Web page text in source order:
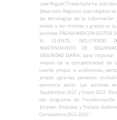
Jose Miguel Tirado Calle ha sido
Desarrollo Regional cuyo objetivo
las tecnologías de la información
acceso a las mismas y gracias al
acciones: PÁGINA WEB CON GESTOR
EL CLIENTE, INCLUYENDO
MANTENIMIENTO DE
SEGURIDAD DIARIA; para
mejora de la competitividad de
cuenta propia o autónomas,
propia agrarias, personas
economía social. Las acciones
Septiembre 2022 y Enero 2023.
del programa de
Empleo, Empresa y Trabajo
Convocatoria 2021-2022.”